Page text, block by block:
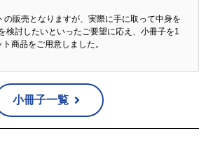
の販売となりますが、実際に手に取って中身を
検討したいといったご要望に応え、小冊子を1
商品をご用意しました。
小冊子一覧